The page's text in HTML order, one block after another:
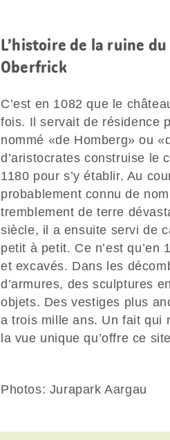
L’histoire de la ruine
Oberfrick
C’est en 1082 que le
fois. Il servait de résidence
nommé «de Homberg» ou
d’aristocrates construise le
1180 pour s’y établir. Au
probablement connu de
tremblement de terre
siècle, il a ensuite servi de
petit à petit. Ce n’est
et excavés. Dans les
d’armures, des sculptures
objets. Des vestiges plus
a trois mille ans. Un fait qui
la vue unique qu’offre ce
Photos: Jurapark Aargau